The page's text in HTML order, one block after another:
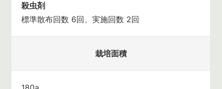
殺虫剤
標準散布回数 6回、実施回数 2回
栽培面積